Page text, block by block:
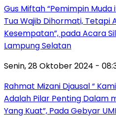
Gus Miftah “Pemimpin Muda
Tua Wajib Dihormati, Tetapi
Kesempatan”, pada Acara
Lampung Selatan
Senin, 28 Oktober 2024 -
Rahmat Mizani Djausal “
Adalah Pilar Penting Dalam
Yang Kuat”, Pada Gebyar